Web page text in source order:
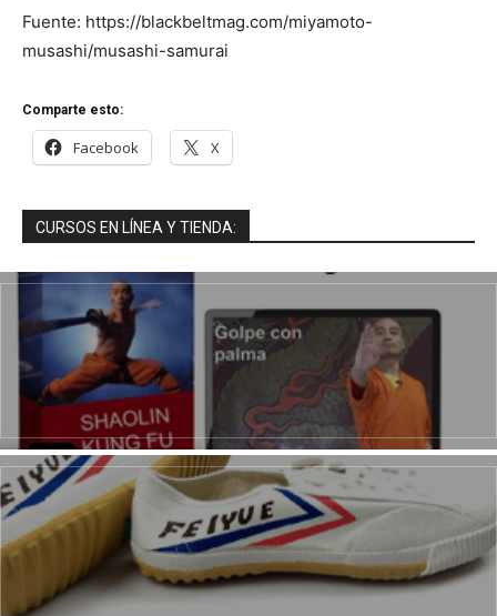
Fuente: https://blackbeltmag.com/miyamoto-
musashi/musashi-samurai
Comparte esto:
Facebook X
CURSOS EN LÍNEA Y TIENDA: